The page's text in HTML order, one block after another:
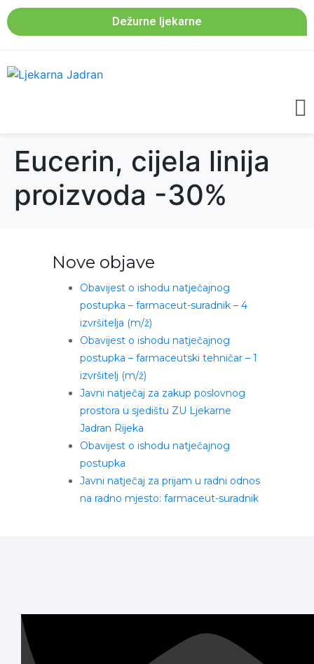
Dežurne ljekarne
Eucerin, cijela linija
proizvoda -30%
Nove objave
Obavijest o ishodu natječajnog
postupka – farmaceut-suradnik – 4
izvršitelja (m/ž)
Obavijest o ishodu natječajnog
postupka – farmaceutski tehničar – 1
izvršitelj (m/ž)
Javni natječaj za zakup poslovnog
prostora u sjedištu ZU Ljekarne
Jadran Rijeka
Obavijest o ishodu natječajnog
postupka
Javni natječaj za prijam u radni odnos
na radno mjesto: farmaceut-suradnik